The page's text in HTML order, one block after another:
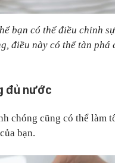
bạn có thể điều chỉnh
điều này có thể tàn
đủ nước
chóng cũng có thể làm
bạn.